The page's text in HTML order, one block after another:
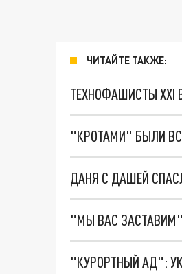
ЧИТАЙТЕ ТАКЖЕ:
ТЕХНОФАШИСТЫ XXI
"КРОТАМИ" БЫЛИ
ДАНЯ С ДАШЕЙ
"КУРОРТНЫЙ АД":